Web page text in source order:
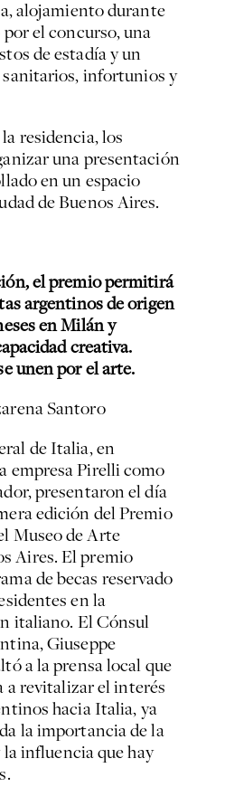
alojamiento durante
el concurso, una
de estadía y un
sanitarios, infortunios y
residencia, los
una presentación
en un espacio
de Buenos Aires.
el premio permitirá
argentinos de origen
en Milán y
creativa.
unen por el arte.
Santoro
de Italia, en
empresa Pirelli como
presentaron el día
edición del Premio
Museo de Arte
Aires. El premio
de becas reservado
en la
italiano. El Cónsul
Giuseppe
a la prensa local que
revitalizar el interés
hacia Italia, ya
la importancia de la
influencia que hay